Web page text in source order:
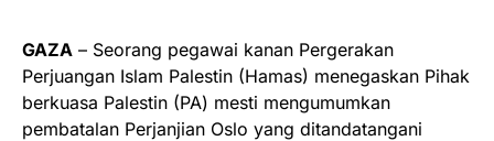
GAZA – Seorang pegawai kanan Pergerakan
Perjuangan Islam Palestin (Hamas) menegaskan Pihak
berkuasa Palestin (PA) mesti mengumumkan
pembatalan Perjanjian Oslo yang ditandatangani